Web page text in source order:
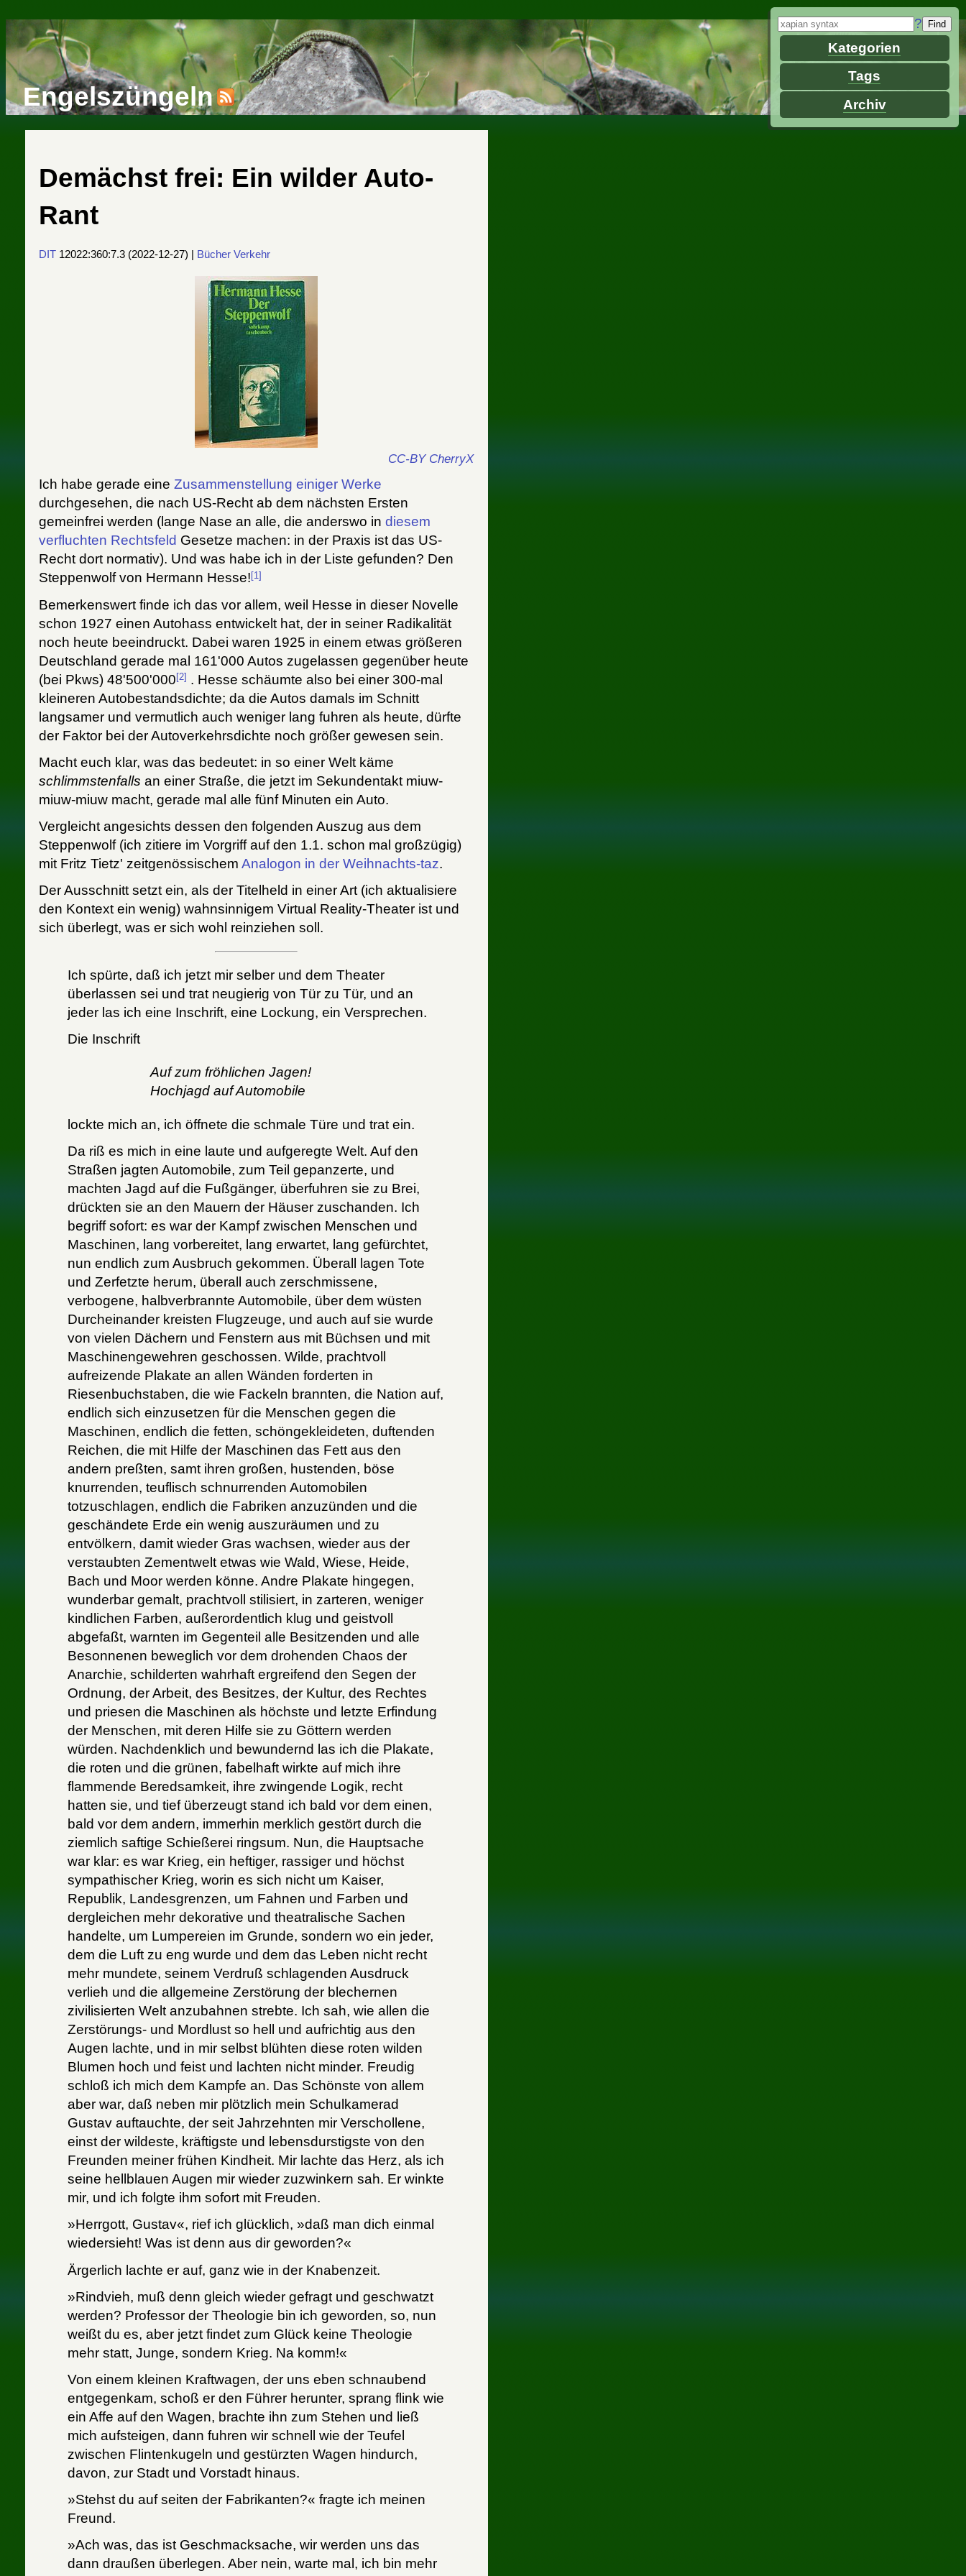
Engelszüngeln
Demächst frei: Ein wilder Auto-
Rant
DIT 12022:360:7.3 (2022-12-27) | Bücher Verkehr
CC-BY CherryX
Ich habe gerade eineZusammenstellung einiger Werke
durchgesehen, die nach US-Recht ab dem nächsten Ersten
gemeinfrei werden (lange Nase an alle, die anderswo indiesem
verfluchten Rechtsfeld Gesetze machen: in der Praxis ist das US-
Recht dort normativ). Und was habe ich in der Liste gefunden? Den
Steppenwolf von Hermann Hesse! [1]
Bemerkenswert finde ich das vor allem, weil Hesse in dieser Novelle
schon 1927 einen Autohass entwickelt hat, der in seiner Radikalität
noch heute beeindruckt. Dabei waren 1925 in einem etwas größeren
Deutschland gerade mal 161'000 Autos zugelassen gegenüber heute
(bei Pkws) 48'500'000 [2] . Hesse schäumte also bei einer 300-mal
kleineren Autobestandsdichte; da die Autos damals im Schnitt
langsamer und vermutlich auch weniger lang fuhren als heute, dürfte
der Faktor bei der Autoverkehrsdichte noch größer gewesen sein.
Macht euch klar, was das bedeutet: in so einer Welt käme
schlimmstenfalls an einer Straße, die jetzt im Sekundentakt miuw-
miuw-miuw macht, gerade mal alle fünf Minuten ein Auto.
Vergleicht angesichts dessen den folgenden Auszug aus dem
Steppenwolf (ich zitiere im Vorgriff auf den 1.1. schon mal großzügig)
mit Fritz Tietz' zeitgenössischemAnalogon in der Weihnachts-taz.
Der Ausschnitt setzt ein, als der Titelheld in einer Art (ich aktualisiere
den Kontext ein wenig) wahnsinnigem Virtual Reality-Theater ist und
sich überlegt, was er sich wohl reinziehen soll.
Ich spürte, daß ich jetzt mir selber und dem Theater
überlassen sei und trat neugierig von Tür zu Tür, und an
jeder las ich eine Inschrift, eine Lockung, ein Versprechen.
Die Inschrift
Auf zum fröhlichen Jagen!
Hochjagd auf Automobile
lockte mich an, ich öffnete die schmale Türe und trat ein.
Da riß es mich in eine laute und aufgeregte Welt. Auf den
Straßen jagten Automobile, zum Teil gepanzerte, und
machten Jagd auf die Fußgänger, überfuhren sie zu Brei,
drückten sie an den Mauern der Häuser zuschanden. Ich
begriff sofort: es war der Kampf zwischen Menschen und
Maschinen, lang vorbereitet, lang erwartet, lang gefürchtet,
nun endlich zum Ausbruch gekommen. Überall lagen Tote
und Zerfetzte herum, überall auch zerschmissene,
verbogene, halbverbrannte Automobile, über dem wüsten
Durcheinander kreisten Flugzeuge, und auch auf sie wurde
von vielen Dächern und Fenstern aus mit Büchsen und mit
Maschinengewehren geschossen. Wilde, prachtvoll
aufreizende Plakate an allen Wänden forderten in
Riesenbuchstaben, die wie Fackeln brannten, die Nation auf,
endlich sich einzusetzen für die Menschen gegen die
Maschinen, endlich die fetten, schöngekleideten, duftenden
Reichen, die mit Hilfe der Maschinen das Fett aus den
andern preßten, samt ihren großen, hustenden, böse
knurrenden, teuflisch schnurrenden Automobilen
totzuschlagen, endlich die Fabriken anzuzünden und die
geschändete Erde ein wenig auszuräumen und zu
entvölkern, damit wieder Gras wachsen, wieder aus der
verstaubten Zementwelt etwas wie Wald, Wiese, Heide,
Bach und Moor werden könne. Andre Plakate hingegen,
wunderbar gemalt, prachtvoll stilisiert, in zarteren, weniger
kindlichen Farben, außerordentlich klug und geistvoll
abgefaßt, warnten im Gegenteil alle Besitzenden und alle
Besonnenen beweglich vor dem drohenden Chaos der
Anarchie, schilderten wahrhaft ergreifend den Segen der
Ordnung, der Arbeit, des Besitzes, der Kultur, des Rechtes
und priesen die Maschinen als höchste und letzte Erfindung
der Menschen, mit deren Hilfe sie zu Göttern werden
würden. Nachdenklich und bewundernd las ich die Plakate,
die roten und die grünen, fabelhaft wirkte auf mich ihre
flammende Beredsamkeit, ihre zwingende Logik, recht
hatten sie, und tief überzeugt stand ich bald vor dem einen,
bald vor dem andern, immerhin merklich gestört durch die
ziemlich saftige Schießerei ringsum. Nun, die Hauptsache
war klar: es war Krieg, ein heftiger, rassiger und höchst
sympathischer Krieg, worin es sich nicht um Kaiser,
Republik, Landesgrenzen, um Fahnen und Farben und
dergleichen mehr dekorative und theatralische Sachen
handelte, um Lumpereien im Grunde, sondern wo ein jeder,
dem die Luft zu eng wurde und dem das Leben nicht recht
mehr mundete, seinem Verdruß schlagenden Ausdruck
verlieh und die allgemeine Zerstörung der blechernen
zivilisierten Welt anzubahnen strebte. Ich sah, wie allen die
Zerstörungs- und Mordlust so hell und aufrichtig aus den
Augen lachte, und in mir selbst blühten diese roten wilden
Blumen hoch und feist und lachten nicht minder. Freudig
schloß ich mich dem Kampfe an. Das Schönste von allem
aber war, daß neben mir plötzlich mein Schulkamerad
Gustav auftauchte, der seit Jahrzehnten mir Verschollene,
einst der wildeste, kräftigste und lebensdurstigste von den
Freunden meiner frühen Kindheit. Mir lachte das Herz, als ich
seine hellblauen Augen mir wieder zuzwinkern sah. Er winkte
mir, und ich folgte ihm sofort mit Freuden.
»Herrgott, Gustav«, rief ich glücklich, »daß man dich einmal
wiedersieht! Was ist denn aus dir geworden?«
Ärgerlich lachte er auf, ganz wie in der Knabenzeit.
»Rindvieh, muß denn gleich wieder gefragt und geschwatzt
werden? Professor der Theologie bin ich geworden, so, nun
weißt du es, aber jetzt findet zum Glück keine Theologie
mehr statt, Junge, sondern Krieg. Na komm!«
Von einem kleinen Kraftwagen, der uns eben schnaubend
entgegenkam, schoß er den Führer herunter, sprang flink wie
ein Affe auf den Wagen, brachte ihn zum Stehen und ließ
mich aufsteigen, dann fuhren wir schnell wie der Teufel
zwischen Flintenkugeln und gestürzten Wagen hindurch,
davon, zur Stadt und Vorstadt hinaus.
»Stehst du auf seiten der Fabrikanten?« fragte ich meinen
Freund.
»Ach was, das ist Geschmacksache, wir werden uns das
dann draußen überlegen. Aber nein, warte mal, ich bin mehr
?
Kategorien
Tags
Archiv